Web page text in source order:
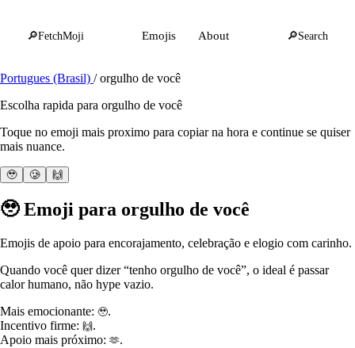
🔎FetchMoji Emojis About 🔎Search
Portugues (Brasil) / orgulho de você
Escolha rapida para orgulho de você
Toque no emoji mais proximo para copiar na hora e continue se quiser
mais nuance.
🥹 🥲 🙌
🥹 Emoji para orgulho de você
Emojis de apoio para encorajamento, celebração e elogio com carinho.
Quando você quer dizer “tenho orgulho de você”, o ideal é passar
calor humano, não hype vazio.
Mais emocionante: 🥹.
Incentivo firme: 🙌 .
Apoio mais próximo: 🫶.